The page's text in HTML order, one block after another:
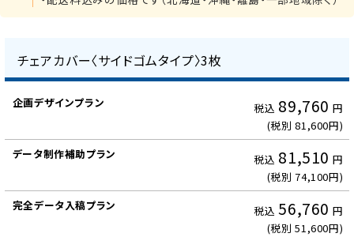
企
デ
イ
制
作
チェアカバー〈サイドゴムタイプ〉3枚
税込 89,760 円
(税別 81,600円)
税込 81,510 円
(税別 74,100円)
税込 56,760 円
(税別 51,600円)